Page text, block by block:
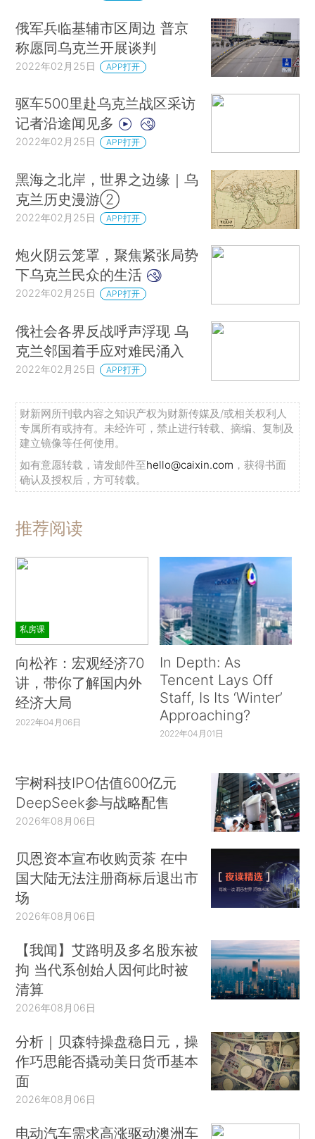
俄军兵临基辅市区周边 普京
称愿同乌克兰开展谈判
2022年02月25日 APP打开
驱车500里赴乌克兰战区采访
记者沿途闻见多
2022年02月25日 APP打开
黑海之北岸，世界之边缘｜乌
克兰历史漫游②
2022年02月25日 APP打开
炮火阴云笼罩，聚焦紧张局势
下乌克兰民众的生活
2022年02月25日 APP打开
俄社会各界反战呼声浮现 乌
克兰邻国着手应对难民涌入
2022年02月25日 APP打开
财新网所刊载内容之知识产权为财新传媒及/或相关权利人
专属所有或持有。未经许可，禁止进行转载、摘编、复制及
建立镜像等任何使用。
如有意愿转载，请发邮件至hello@caixin.com ，获得书面
确认及授权后，方可转载。
推荐阅读
私房课
向松祚：宏观经济70
讲，带你了解国内外
经济大局
2022年04月06日
In Depth: As
Tencent Lays Off
Staff, Is Its ‘Winter’
Approaching?
2022年04月01日
宇树科技IPO估值600亿元
DeepSeek参与战略配售
2026年08月06日
贝恩资本宣布收购贡茶 在中
国大陆无法注册商标后退出市
场
2026年08月06日
【我闻】艾路明及多名股东被
拘 当代系创始人因何此时被
清算
2026年08月06日
分析｜贝森特操盘稳日元，操
作巧思能否撬动美日货币基本
面
2026年08月06日
电动汽车需求高涨驱动澳洲车